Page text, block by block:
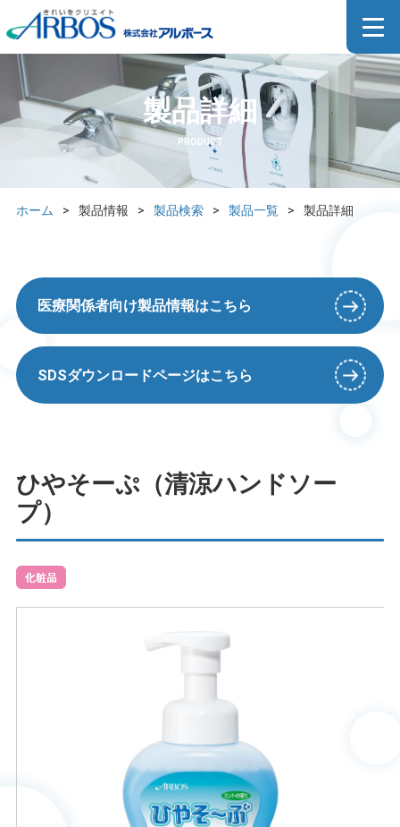
製品詳細
PRODUCT
ホーム > 製品情報 > 製品検索 > 製品一覧 > 製品詳細
医療関係者向け製品情報はこちら
SDSダウンロードページはこちら
ひやそーぷ（清涼ハンドソー
プ）